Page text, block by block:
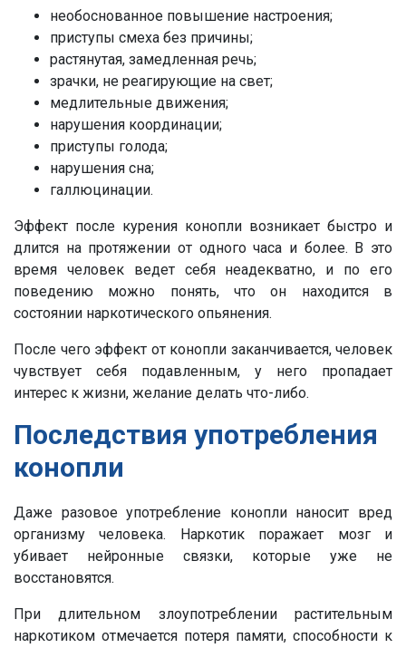
необоснованное повышение настроения;
приступы смеха без причины;
растянутая, замедленная речь;
зрачки, не реагирующие на свет;
медлительные движения;
нарушения координации;
приступы голода;
нарушения сна;
галлюцинации.
Эффект после курения конопли возникает быстро и
длится на протяжении от одного часа и более. В это
время человек ведет себя неадекватно, и по его
поведению можно понять, что он находится в
состоянии наркотического опьянения.
После чего эффект от конопли заканчивается, человек
чувствует себя подавленным, у него пропадает
интерес к жизни, желание делать что-либо.
Последствия употребления
конопли
Даже разовое употребление конопли наносит вред
организму человека. Наркотик поражает мозг и
убивает нейронные связки, которые уже не
восстановятся.
При длительном злоупотреблении растительным
наркотиком отмечается потеря памяти, способности к